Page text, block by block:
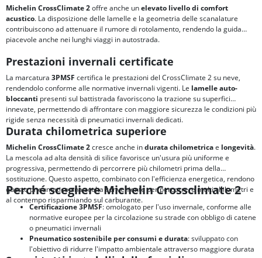
Michelin CrossClimate 2offre anche unelevato livello di comfort
acustico. La disposizione delle lamelle e la geometria delle scanalature
contribuiscono ad attenuare il rumore di rotolamento, rendendo la guida
piacevole anche nei lunghi viaggi in autostrada.
Prestazioni invernali certificate
La marcatura 3PMSF certifica le prestazioni del CrossClimate 2 su neve,
rendendolo conforme alle normative invernali vigenti. Le lamelle auto-
bloccanti presenti sul battistrada favoriscono la trazione su superfici
innevate, permettendo di affrontare con maggiore sicurezza le condizioni più
rigide senza necessità di pneumatici invernali dedicati.
Durata chilometrica superiore
Michelin CrossClimate 2cresce anche indurata chilometricae longevità.
La mescola ad alta densità di silice favorisce un'usura più uniforme e
progressiva, permettendo di percorrere più chilometri prima della
sostituzione. Questo aspetto, combinato con l'efficienza energetica, rendono
questo pneumatico una scelta conveniente per percorrere molti chilometri e
al contempo risparmiando sul carburante.
Perché scegliere Michelin Crossclimate 2
Certificazione 3PMSF: omologato per l'uso invernale, conforme alle
normative europee per la circolazione su strade con obbligo di catene
o pneumatici invernali
Pneumatico sostenibile per consumi e durata: sviluppato con
l'obiettivo di ridurre l'impatto ambientale attraverso maggiore durata